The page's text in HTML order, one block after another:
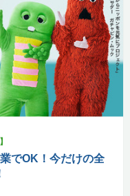
でOK！今だけの全